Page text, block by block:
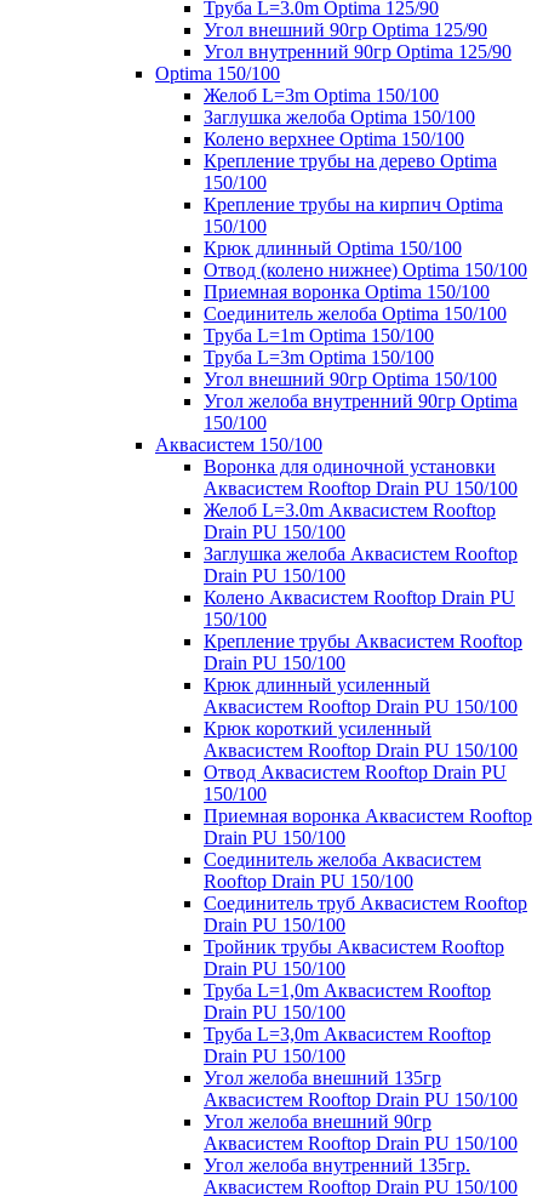
Труба L=3.0m Optima 125/90
Угол внешний 90гр Optima 125/90
Угол внутренний 90гр Optima 125/90
Optima 150/100
Желоб L=3m Optima 150/100
Заглушка желоба Optima 150/100
Колено верхнее Optima 150/100
Крепление трубы на дерево Optima
150/100
Крепление трубы на кирпич Optima
150/100
Крюк длинный Optima 150/100
Отвод (колено нижнее) Optima 150/100
Приемная воронка Optima 150/100
Соединитель желоба Optima 150/100
Труба L=1m Optima 150/100
Труба L=3m Optima 150/100
Угол внешний 90гр Optima 150/100
Угол желоба внутренний 90гр Optima
150/100
Аквасистем 150/100
Воронка для одиночной установки
Аквасистем Rooftop Drain PU 150/100
Желоб L=3.0m Аквасистем Rooftop
Drain PU 150/100
Заглушка желоба Аквасистем Rooftop
Drain PU 150/100
Колено Аквасистем Rooftop Drain PU
150/100
Крепление трубы Аквасистем Rooftop
Drain PU 150/100
Крюк длинный усиленный
Аквасистем Rooftop Drain PU 150/100
Крюк короткий усиленный
Аквасистем Rooftop Drain PU 150/100
Отвод Аквасистем Rooftop Drain PU
150/100
Приемная воронка Аквасистем Rooftop
Drain PU 150/100
Соединитель желоба Аквасистем
Rooftop Drain PU 150/100
Соединитель труб Аквасистем Rooftop
Drain PU 150/100
Тройник трубы Аквасистем Rooftop
Drain PU 150/100
Труба L=1,0m Аквасистем Rooftop
Drain PU 150/100
Труба L=3,0m Аквасистем Rooftop
Drain PU 150/100
Угол желоба внешний 135гр
Аквасистем Rooftop Drain PU 150/100
Угол желоба внешний 90гр
Аквасистем Rooftop Drain PU 150/100
Угол желоба внутренний 135гр.
Аквасистем Rooftop Drain PU 150/100